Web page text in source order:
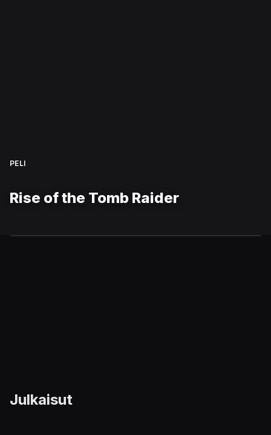
PELI
Rise of the Tomb Raider
Julkaisut